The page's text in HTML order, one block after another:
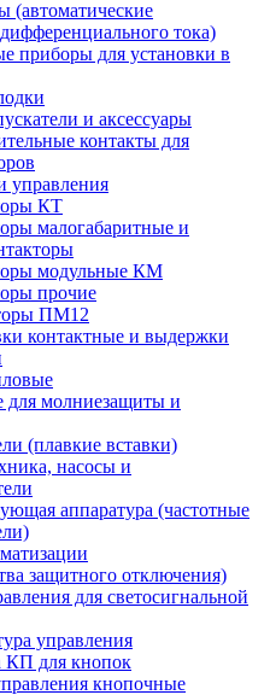
(автоматические
тока)
приборы для установки в
и аксессуары
контакты для
управления
КТ
малогабаритные и
модульные КМ
прочие
ПМ12
контактные и выдержки
для молниезащиты и
(плавкие вставки)
насосы и
аппаратура (частотные
защитного отключения)
для светосигнальной
управления
КП для кнопок
кнопочные